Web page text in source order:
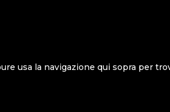
usa la navigazione qui sopra per